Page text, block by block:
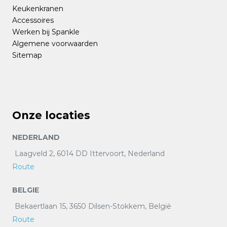
Keukenkranen
Accessoires
Werken bij Spankle
Algemene voorwaarden
Sitemap
Onze locaties
NEDERLAND
Laagveld 2, 6014 DD Ittervoort, Nederland
Route
BELGIE
Bekaertlaan 15, 3650 Dilsen-Stokkem, België
Route